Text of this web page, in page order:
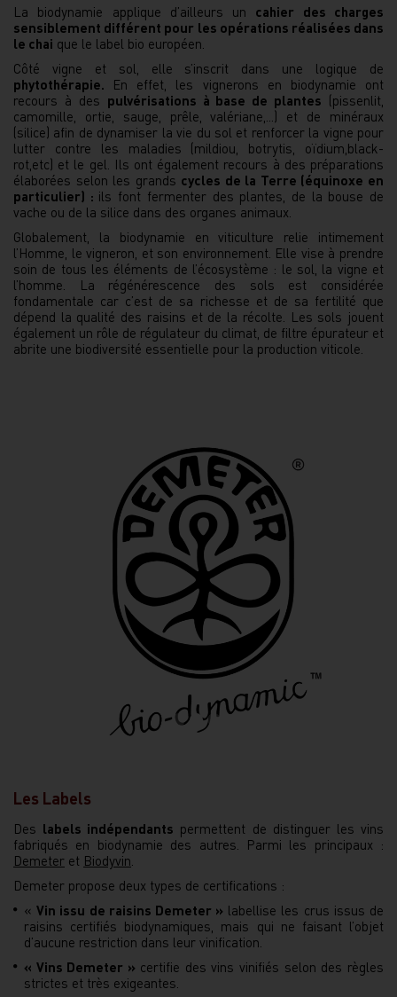
La biodynamie applique d’ailleurs un cahier des charges
sensiblement différent pour les opérations réalisées dans
le chai que le label bio européen.
Côté vigne et sol, elle s’inscrit dans une logique de
phytothérapie. En effet, les vignerons en biodynamie ont
recours à des pulvérisations à base de plantes (pissenlit,
camomille, ortie, sauge, prêle, valériane,...) et de minéraux
(silice) afin de dynamiser la vie du sol et renforcer la vigne pour
lutter contre les maladies (mildiou, botrytis, oïdium,black-
rot,etc) et le gel. Ils ont également recours à des préparations
élaborées selon les grands cycles de la Terre (équinoxe en
particulier) : ils font fermenter des plantes, de la bouse de
vache ou de la silice dans des organes animaux.
Globalement, la biodynamie en viticulture relie intimement
l’Homme, le vigneron, et son environnement. Elle vise à prendre
soin de tous les éléments de l’écosystème : le sol, la vigne et
l’homme. La régénérescence des sols est considérée
fondamentale car c’est de sa richesse et de sa fertilité que
dépend la qualité des raisins et de la récolte. Les sols jouent
également un rôle de régulateur du climat, de filtre épurateur et
abrite une biodiversité essentielle pour la production viticole.
Les Labels
Des labels indépendants permettent de distinguer les vins
fabriqués en biodynamie des autres. Parmi les principaux :
Demeter et Biodyvin
Demeter propose deux types de certifications :
«Vin issu de raisins Demeter » labellise les crus issus de
raisins certifiés biodynamiques, mais qui ne faisant l’objet
d’aucune restriction dans leur vinification.
« Vins Demeter » certifie des vins vinifiés selon des règles
strictes et très exigeantes.